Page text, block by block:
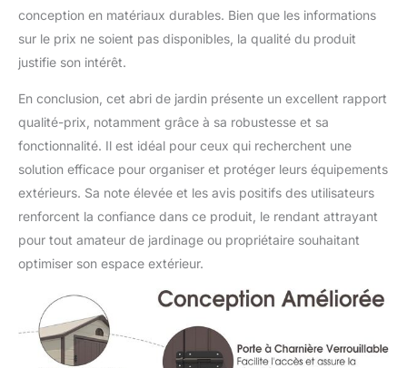
conception en matériaux durables. Bien que les informations
sur le prix ne soient pas disponibles, la qualité du produit
justifie son intérêt.
En conclusion, cet abri de jardin présente un excellent rapport
qualité-prix, notamment grâce à sa robustesse et sa
fonctionnalité. Il est idéal pour ceux qui recherchent une
solution efficace pour organiser et protéger leurs équipements
extérieurs. Sa note élevée et les avis positifs des utilisateurs
renforcent la confiance dans ce produit, le rendant attrayant
pour tout amateur de jardinage ou propriétaire souhaitant
optimiser son espace extérieur.